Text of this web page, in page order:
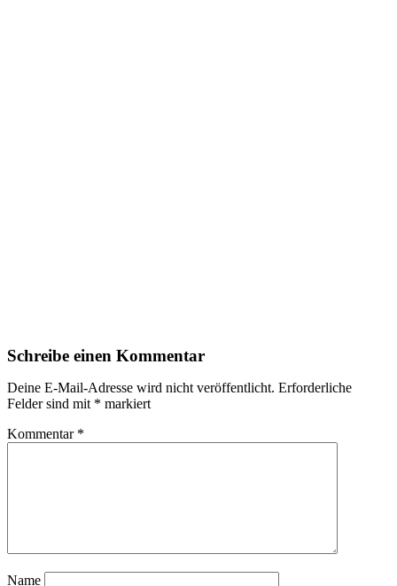
Schreibe einen Kommentar
Deine E-Mail-Adresse wird nicht veröffentlicht. Erforderliche
Felder sind mit * markiert
Kommentar *
Name